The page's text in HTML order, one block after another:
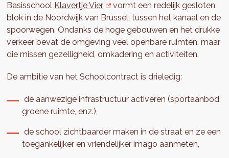
Basisschool Klavertje Vier
vormt een redelijk gesloten
blok in de Noordwijk van Brussel, tussen het kanaal en de
spoorwegen. Ondanks de hoge gebouwen en het drukke
verkeer bevat de omgeving veel openbare ruimten, maar
die missen gezelligheid, omkadering en activiteiten.
De ambitie van het Schoolcontract is drieledig:
de aanwezige infrastructuur activeren (sportaanbod,
groene ruimte, enz.),
de school zichtbaarder maken in de straat en ze een
toegankelijker en vriendelijker imago aanmeten,